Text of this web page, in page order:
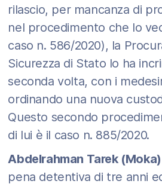
rilascio, per mancanza di
nel procedimento che lo
caso n. 586/2020), la
Sicurezza di Stato lo ha
seconda volta, con i
ordinando una nuova
Questo secondo
di lui è il caso n. 885/2020.
Abdelrahman Tarek (Moka)
pena detentiva di tre anni